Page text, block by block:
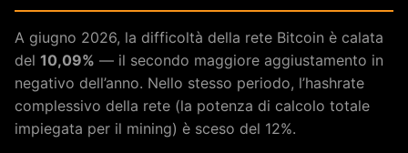
A giugno 2026, la difficoltà della rete Bitcoin è calata
del 10,09% — il secondo maggiore aggiustamento in
negativo dell’anno. Nello stesso periodo, l’hashrate
complessivo della rete (la potenza di calcolo totale
impiegata per il mining) è sceso del 12%.